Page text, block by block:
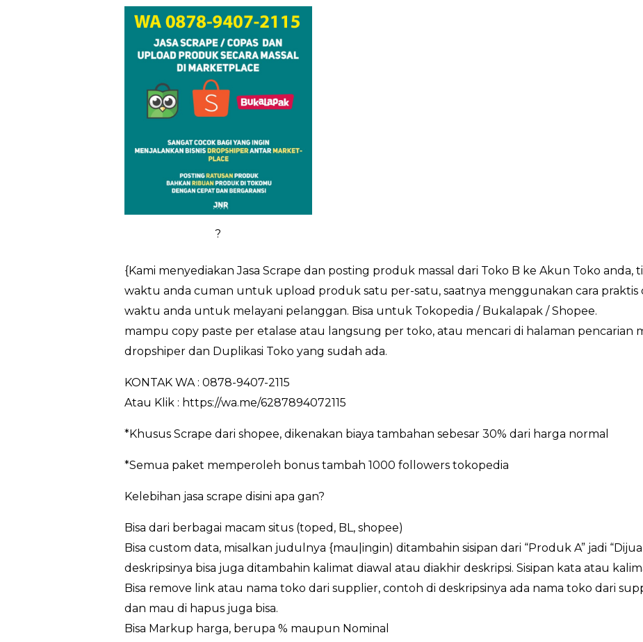
?
{Kami menyediakan Jasa Scrape dan posting produk massal dari Toko B ke Akun Toko anda,
waktu anda cuman untuk upload produk satu per-satu, saatnya menggunakan cara praktis
waktu anda untuk melayani pelanggan. Bisa untuk Tokopedia / Bukalapak / Shopee.
mampu copy paste per etalase atau langsung per toko, atau mencari di halaman pencarian
dropshiper dan Duplikasi Toko yang sudah ada.
KONTAK WA : 0878-9407-2115
Atau Klik : https://wa.me/6287894072115
*Khusus Scrape dari shopee, dikenakan biaya tambahan sebesar 30% dari harga normal
*Semua paket memperoleh bonus tambah 1000 followers tokopedia
Kelebihan jasa scrape disini apa gan?
Bisa dari berbagai macam situs (toped, BL, shopee)
Bisa custom data, misalkan judulnya {mau|ingin) ditambahin sisipan dari “Produk A” jadi
deskripsinya bisa juga ditambahin kalimat diawal atau diakhir deskripsi. Sisipan kata atau
Bisa remove link atau nama toko dari supplier, contoh di deskripsinya ada nama toko dari
dan mau di hapus juga bisa.
Bisa Markup harga, berupa % maupun Nominal